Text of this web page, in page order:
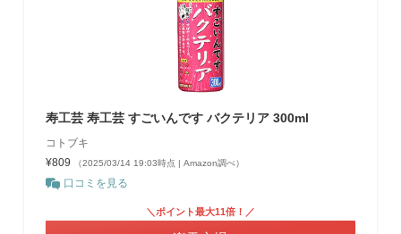
寿工芸 寿工芸 すごいんです バクテリア 300ml
コトブキ
¥809
（2025/03/14 19:03時点 | Amazon調べ）
口コミを見る
＼ポイント最大11倍！／